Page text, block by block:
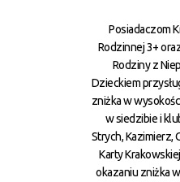
Posiadaczom
Rodzinnej 3+
Rodziny z
Dzieckiem
zniżka w
w siedzibie i
Strych, Kazimierz,
Karty
okazaniu zniżka